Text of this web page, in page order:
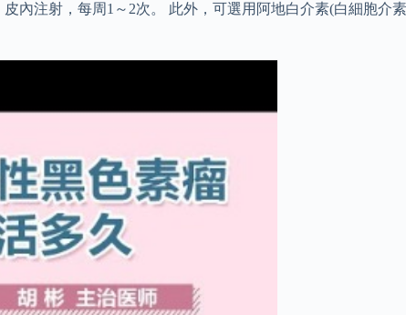
注射，每周1～2次。 此外，可選用阿地白介素(白細胞介素